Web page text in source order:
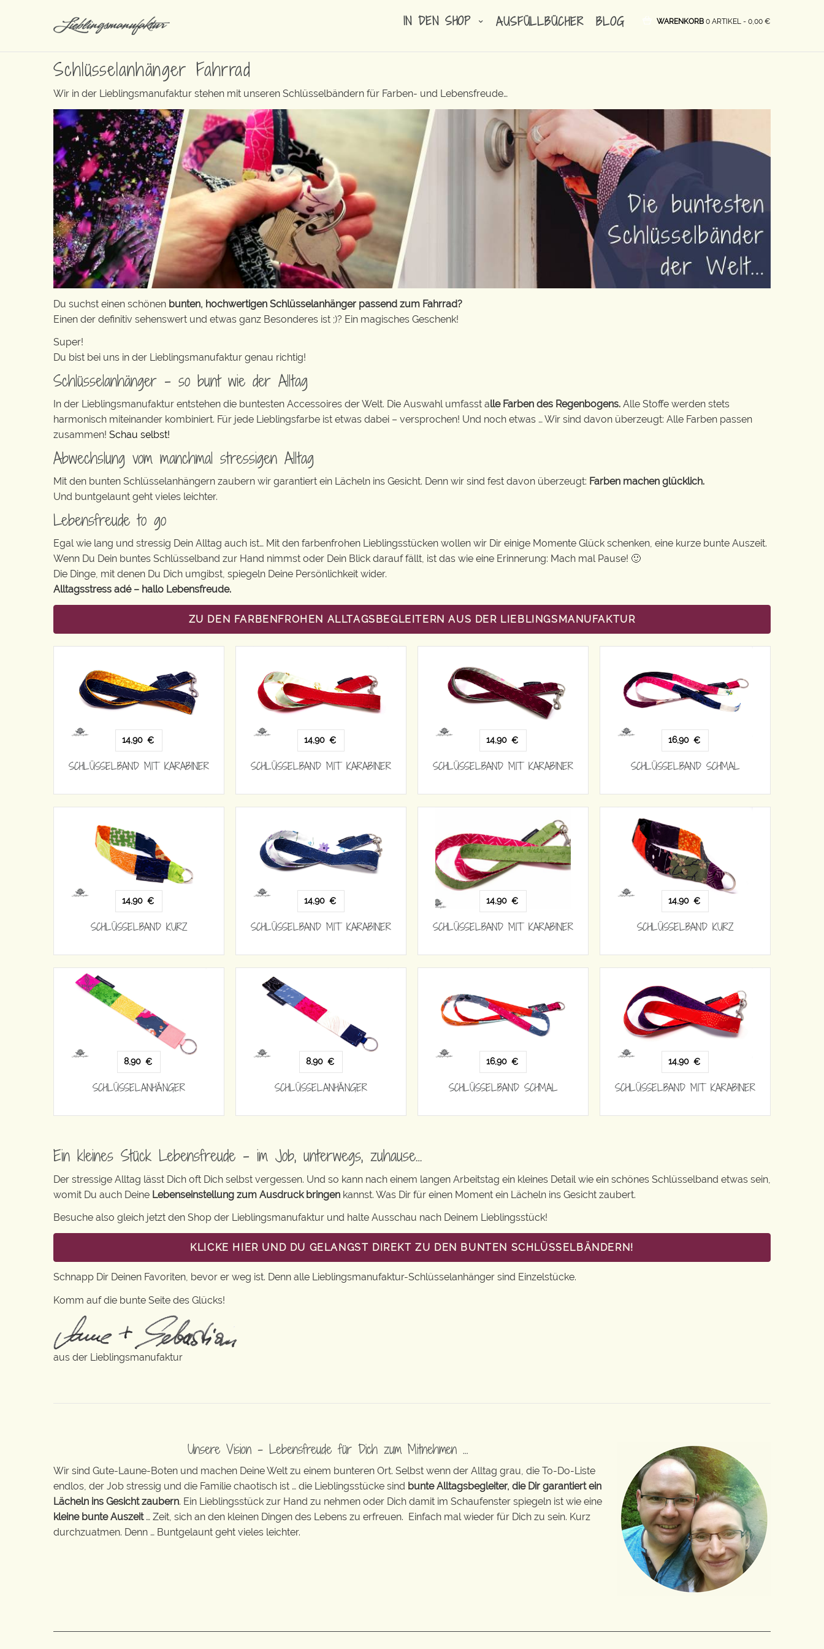
IN DEN SHOP AUSFÜLLBÜCHER BLOG WARENKORB 0 ARTIKEL - 0,00 €
Schlüsselanhänger Fahrrad
Wir in der Lieblingsmanufaktur stehen mit unseren Schlüsselbändern für Farben- und Lebensfreude…
Du suchst einen schönen bunten, hochwertigen Schlüsselanhänger passend zum Fahrrad?
Einen der definitiv sehenswert und etwas ganz Besonderes ist ;)? Ein magisches Geschenk!
Super!
Du bist bei uns in der Lieblingsmanufaktur genau richtig!
Schlüsselanhänger – so bunt wie der Alltag
In der Lieblingsmanufaktur entstehen die buntesten Accessoires der Welt. Die Auswahl umfasst alle Farben des Regenbogens. Alle Stoffe werden stets
harmonisch miteinander kombiniert. Für jede Lieblingsfarbe ist etwas dabei – versprochen! Und noch etwas … Wir sind davon überzeugt: Alle Farben passen
zusammen! Schau selbst!
Abwechslung vom manchmal stressigen Alltag
Mit den bunten Schlüsselanhängern zaubern wir garantiert ein Lächeln ins Gesicht. Denn wir sind fest davon überzeugt: Farben machen glücklich.
Und buntgelaunt geht vieles leichter.
Lebensfreude to go
Egal wie lang und stressig Dein Alltag auch ist… Mit den farbenfrohen Lieblingsstücken wollen wir Dir einige Momente Glück schenken, eine kurze bunte Auszeit.
Wenn Du Dein buntes Schlüsselband zur Hand nimmst oder Dein Blick darauf fällt, ist das wie eine Erinnerung: Mach mal Pause! 🙂
Die Dinge, mit denen Du Dich umgibst, spiegeln Deine Persönlichkeit wider.
Alltagsstress adé – hallo Lebensfreude.
ZU DEN FARBENFROHEN ALLTAGSBEGLEITERN AUS DER LIEBLINGSMANUFAKTUR
14,90 €
SCHLÜSSELBAND MIT KARABINER
14,90 €
SCHLÜSSELBAND MIT KARABINER
14,90 €
SCHLÜSSELBAND MIT KARABINER
16,90 €
SCHLÜSSELBAND SCHMAL
14,90 €
SCHLÜSSELBAND KURZ
14,90 €
SCHLÜSSELBAND MIT KARABINER
14,90 €
SCHLÜSSELBAND MIT KARABINER
14,90 €
SCHLÜSSELBAND KURZ
8,90 €
SCHLÜSSELANHÄNGER
8,90 €
SCHLÜSSELANHÄNGER
16,90 €
SCHLÜSSELBAND SCHMAL
14,90 €
SCHLÜSSELBAND MIT KARABINER
Ein kleines Stück Lebensfreude – im Job, unterwegs, zuhause…
Der stressige Alltag lässt Dich oft Dich selbst vergessen. Und so kann nach einem langen Arbeitstag ein kleines Detail wie ein schönes Schlüsselband etwas sein,
womit Du auch Deine Lebenseinstellung zum Ausdruck bringen kannst. Was Dir für einen Moment ein Lächeln ins Gesicht zaubert.
Besuche also gleich jetzt den Shop der Lieblingsmanufaktur und halte Ausschau nach Deinem Lieblingsstück!
KLICKE HIER UND DU GELANGST DIREKT ZU DEN BUNTEN SCHLÜSSELBÄNDERN!
Schnapp Dir Deinen Favoriten, bevor er weg ist. Denn alle Lieblingsmanufaktur-Schlüsselanhänger sind Einzelstücke.
Komm auf die bunte Seite des Glücks!
aus der Lieblingsmanufaktur
Unsere Vision – Lebensfreude für Dich zum Mitnehmen …
Wir sind Gute-Laune-Boten und machen Deine Welt zu einem bunteren Ort. Selbst wenn der Alltag grau, die To-Do-Liste
endlos, der Job stressig und die Familie chaotisch ist … die Lieblingsstücke sind bunte Alltagsbegleiter, die Dir garantiert ein
Lächeln ins Gesicht zaubern. Ein Lieblingsstück zur Hand zu nehmen oder Dich damit im Schaufenster spiegeln ist wie eine
kleine bunte Auszeit… Zeit, sich an den kleinen Dingen des Lebens zu erfreuen. Einfach mal wieder für Dich zu sein. Kurz
durchzuatmen. Denn … Buntgelaunt geht vieles leichter.